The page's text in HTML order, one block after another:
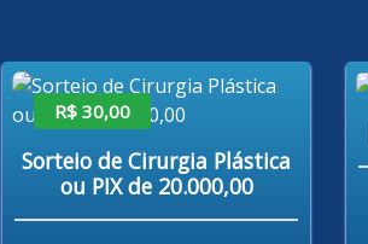
R$ 30,00
Sorteio de Cirurgia Plástica
ou PIX de 20.000,00